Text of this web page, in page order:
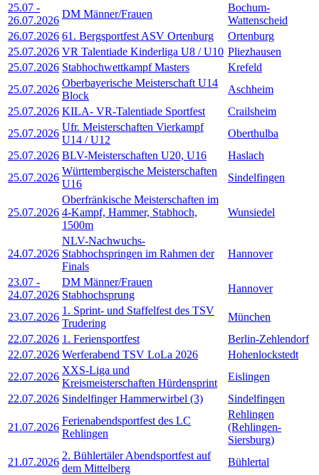
25.07 -
26.07.2026
DM Männer/Frauen
Bochum-
Wattenscheid
26.07.2026 61. Bergsportfest ASV Ortenburg
Ortenburg
25.07.2026 VR Talentiade Kinderliga U8 / U10 Pliezhausen
25.07.2026 Stabhochwettkampf Masters
Krefeld
25.07.2026
Oberbayerische Meisterschaft U14
Block
Aschheim
25.07.2026 KILA- VR-Talentiade Sportfest
Crailsheim
25.07.2026
Ufr. Meisterschaften Vierkampf
U14 / U12
Oberthulba
25.07.2026 BLV-Meisterschaften U20, U16
Haslach
25.07.2026
Württembergische Meisterschaften
U16
Sindelfingen
25.07.2026
Oberfränkische Meisterschaften im
4-Kampf, Hammer, Stabhoch,
1500m
Wunsiedel
24.07.2026
NLV-Nachwuchs-
Stabhochspringen im Rahmen der
Finals
Hannover
23.07 -
24.07.2026
DM Männer/Frauen
Stabhochsprung
Hannover
23.07.2026
1. Sprint- und Staffelfest des TSV
Trudering
München
22.07.2026 1. Feriensportfest
Berlin-Zehlendorf
22.07.2026 Werferabend TSV LoLa 2026
Hohenlockstedt
22.07.2026
XXS-Liga und
Kreismeisterschaften Hürdensprint
Eislingen
22.07.2026 Sindelfinger Hammerwirbel (3) Sindelfingen
21.07.2026
Ferienabendsportfest des LC
Rehlingen
Rehlingen
(Rehlingen-
Siersburg)
21.07.2026
2. Bühlertäler Abendsportfest auf
dem Mittelberg
Bühlertal